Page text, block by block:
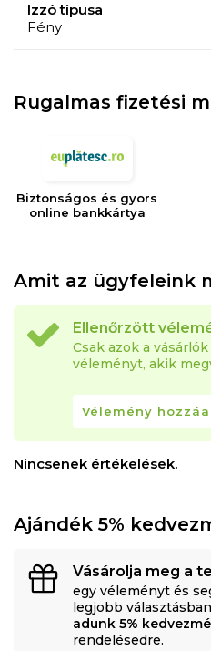
Izzó típusa
Fény
Rugalmas fizetési
Biztonságos és gyors
online bankkártya
Amit az ügyfeleink
Ellenőrzött
Csak azok a
véleményt, akik
Vélemény
Nincsenek értékelések.
Ajándék 5%
Vásárolja meg a
egy véleményt és
legjobb
adunk 5%
rendelésedre.